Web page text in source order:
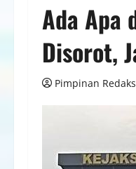
Ada Apa
Disorot,
Pimpinan